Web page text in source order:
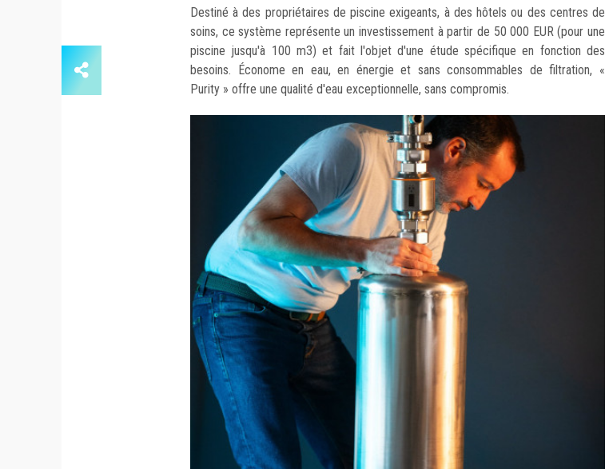
Destiné à des propriétaires de piscine exigeants, à des hôtels ou des centres de
soins, ce système représente un investissement à partir de 50 000 EUR (pour une
piscine jusqu'à 100 m3) et fait l'objet d'une étude spécifique en fonction des
besoins. Économe en eau, en énergie et sans consommables de filtration, «
Purity » offre une qualité d'eau exceptionnelle, sans compromis.